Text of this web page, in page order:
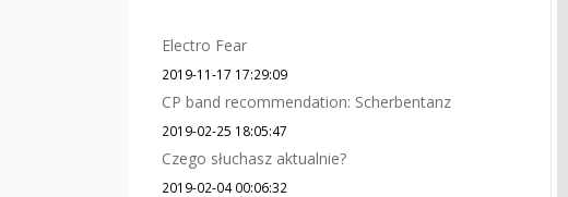
Electro Fear
2019-11-17 17:29:09
CP band recommendation: Scherbentanz
2019-02-25 18:05:47
Czego słuchasz aktualnie?
2019-02-04 00:06:32